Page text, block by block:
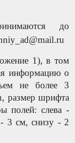
до
1), в том
информацию о
не более 3
размер шрифта
полей: слева -
3 см, снизу - 2